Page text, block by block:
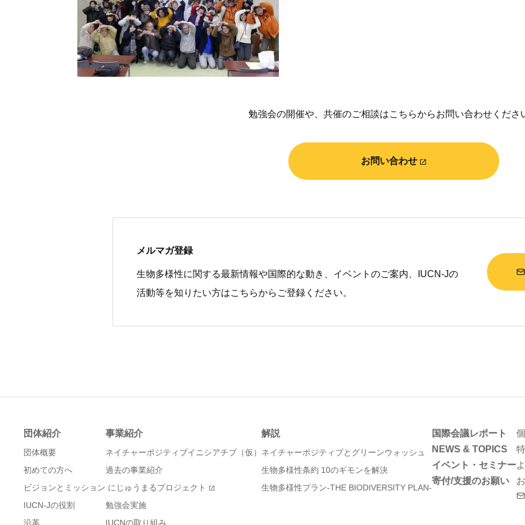
勉強会の開催や、共催のご相談はこちらからお問い合わせくださ
お問い合わせ
メルマガ登録
生物多様性に関する最新情報や国際的な動き、イベントのご案内、IUCN-Jの
活動等を知りたい方はこちらからご登録ください。
団体紹介
団体概要
初めての方へ
ビジョンとミッション
IUCN-Jの役割
沿革
事業紹介
ネイチャーポジティブイニシアチブ（仮）
過去の事業紹介
にじゅうまるプロジェクト
勉強会実施
IUCNの取り組み
解説
ネイチャーポジティブとグリーンウォッシュ
生物多様性条約 10のギモンを解決
生物多様性プラン-THE BIODIVERSITY PLAN-
国際会議レポート
NEWS & TOPICS
イベント・セミナー
寄付/支援のお願い